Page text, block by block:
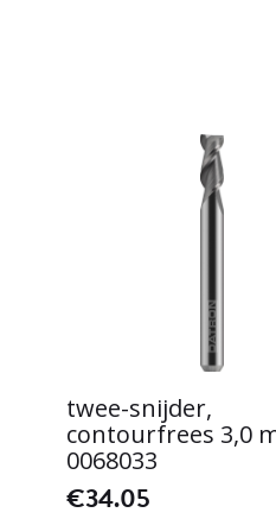
twee-snijder,
contourfrees 3,0
0068033
€34.05